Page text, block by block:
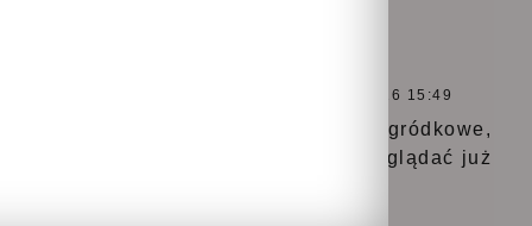
3 SIERPNIA 2016 15:49
Moja mama uwielbia prace ogródkowe,
a ja na razie to lubię tylko oglądać już